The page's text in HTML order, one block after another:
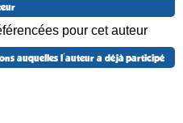
pour cet auteur
auquelles l'auteur a déjà participé